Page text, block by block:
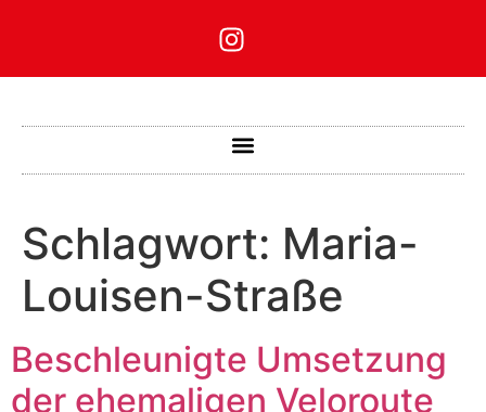
Schlagwort: Maria-
Louisen-Straße
Beschleunigte Umsetzung
der ehemaligen Veloroute